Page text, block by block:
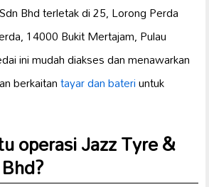
Bhd terletak di 25, Lorong Perda
14000 Bukit Mertajam, Pulau
ini mudah diakses dan menawarkan
berkaitantayar dan bateriuntuk
operasi Jazz Tyre &